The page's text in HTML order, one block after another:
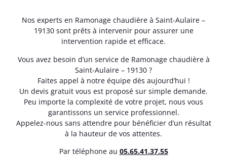
Nos experts en Ramonage chaudière à Saint-Aulaire –
19130 sont prêts à intervenir pour assurer une
intervention rapide et efficace.
Vous avez besoin d’un service de Ramonage chaudière à
Saint-Aulaire – 19130 ?
Faites appel à notre équipe dès aujourd’hui !
Un devis gratuit vous est proposé sur simple demande.
Peu importe la complexité de votre projet, nous vous
garantissons un service professionnel.
Appelez-nous sans attendre pour bénéficier d’un résultat
à la hauteur de vos attentes.
Par téléphone au 05.65.41.37.55